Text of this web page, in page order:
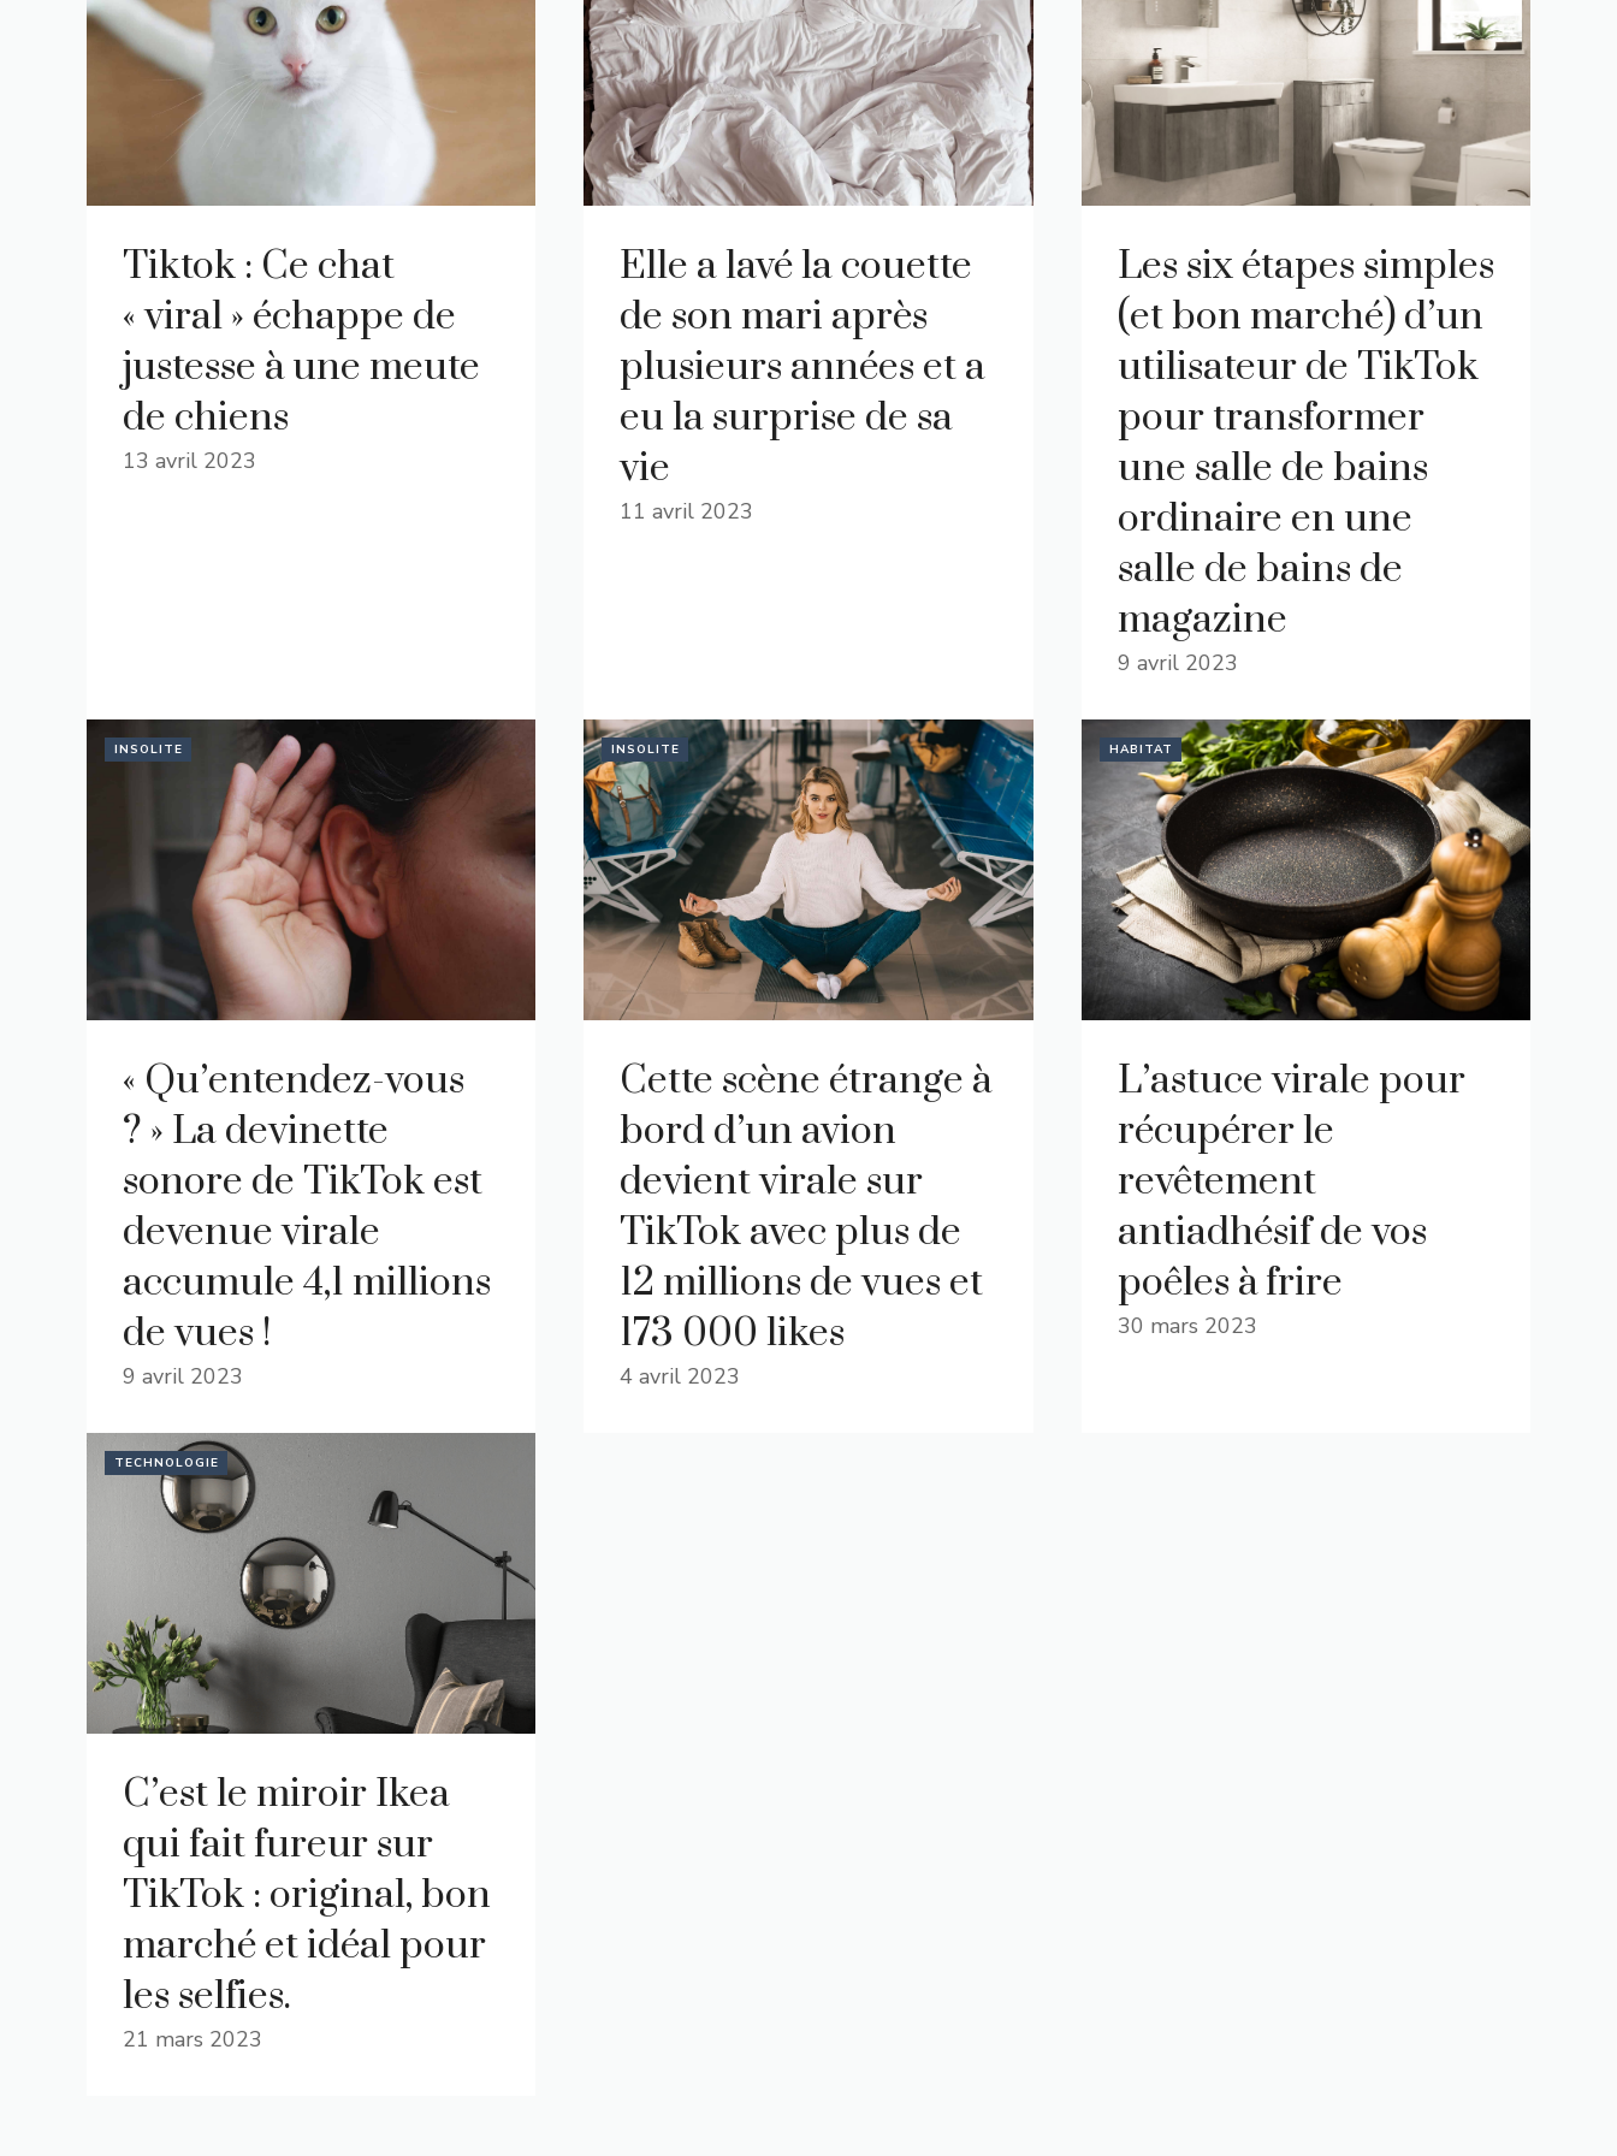
Tiktok : Ce chat
« viral » échappe de
justesse à une meute
de chiens
13 avril 2023
Elle a lavé la couette
de son mari après
plusieurs années et a
eu la surprise de sa
vie
11 avril 2023
Les six étapes simples
(et bon marché) d’un
utilisateur de TikTok
pour transformer
une salle de bains
ordinaire en une
salle de bains de
magazine
9 avril 2023
INSOLITE
« Qu’entendez-vous
? » La devinette
sonore de TikTok est
devenue virale
accumule 4,1 millions
de vues !
9 avril 2023
INSOLITE
Cette scène étrange à
bord d’un avion
devient virale sur
TikTok avec plus de
12 millions de vues et
173 000 likes
4 avril 2023
HABITAT
L’astuce virale pour
récupérer le
revêtement
antiadhésif de vos
poêles à frire
30 mars 2023
TECHNOLOGIE
C’est le miroir Ikea
qui fait fureur sur
TikTok : original, bon
marché et idéal pour
les selfies.
21 mars 2023